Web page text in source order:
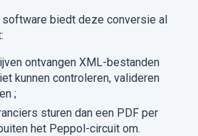
software biedt deze conversie al
ontvangen XML-bestanden
kunnen controleren, valideren
;
sturen dan een PDF per
het Peppol-circuit om.